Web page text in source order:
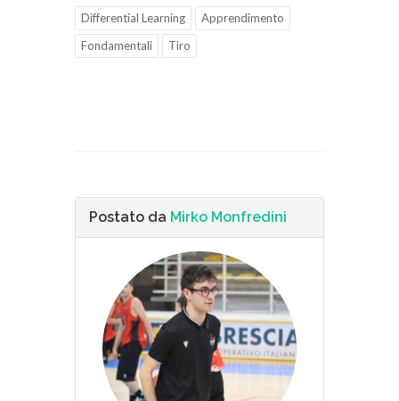
Differential Learning
Apprendimento
Fondamentali
Tiro
Postato da Mirko Monfredini